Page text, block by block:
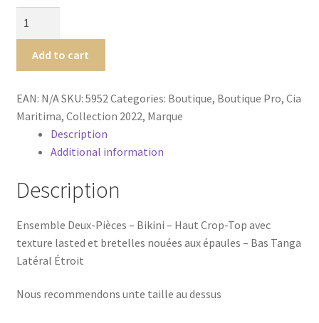
Tropiques
CROP-
ENSEMBLE
DEUX
PIÈCES
Havana
Add to cart
EAN: N/ASKU: 5952 Categories: Boutique, Boutique Pro, Cia
Maritima, Collection 2022, Marque
Description
Additional information
Description
Ensemble Deux-Pièces – Bikini – Haut Crop-Top avec
texture lasted et bretelles nouées aux épaules – Bas Tanga
Latéral Étroit
Nous recommendons unte taille au dessus